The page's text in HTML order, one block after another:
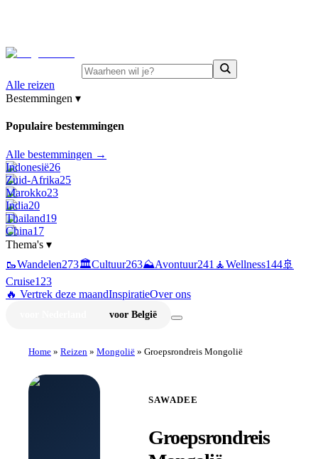
Alle reizen
Bestemmingen ▾
Populaire bestemmingen
Alle bestemmingen →
Indonesië26
Zuid-Afrika25
Marokko23
India20
Thailand19
China17
Thema's ▾
🥾Wandelen273🏛️Cultuur263⛰️Avontuur241 🧘Wellness144🚢
Cruise123
🔥 Vertrek deze maandInspiratieOver ons
voor België
Home » Reizen » Mongolië » Groepsrondreis Mongolië
SAWADEE
Groepsrondreis